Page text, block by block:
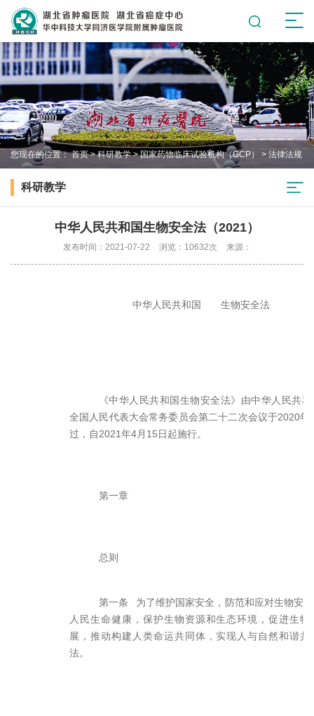
您现在的位置： 首页>科研教学>国家药物临床试验机构（GCP） > 法律法规
科研教学
中华人民共和国生物安全法（2021）
发布时间：2021-07-22 浏览：10632次 来源：
中华人民共和国 生物安全法
《中华人民共和国生物安全法》由中华人民共
全国人民代表大会常务委员会第二十二次会议于2020年
过，自2021年4月15日起施行。
第一章
总则
第一条 为了维护国家安全，防范和应对生物安
人民生命健康，保护生物资源和生态环境，促进生物
展，推动构建人类命运共同体，实现人与自然和谐共
法。